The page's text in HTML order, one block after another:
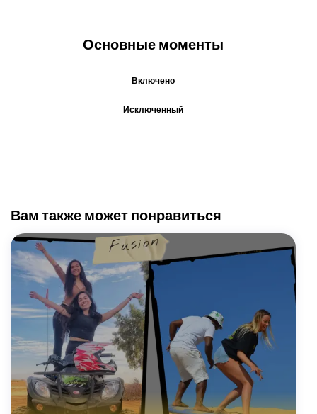
Основные моменты
Включено
Исключенный
Вам также может понравиться